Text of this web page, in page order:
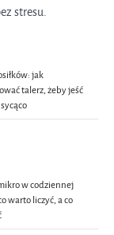
stresu.
jak
talerz, żeby jeść
w codziennej
warto liczyć, a co